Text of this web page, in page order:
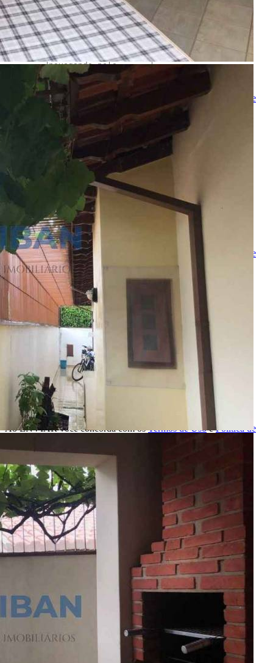
Nome
E-mail
Telefone
Mensagem
Ao ENVIAR você concorda com os
Termos de Uso
Política de
whatsapp
Ligamos para você
Nome
Telefone
Melhor horário para ligar
Ao ENVIAR você concorda com os Termos de Uso
Política de
Privacidade
Solicitar Ligação
Indique este imóvel
Seu Nome
Nome do amigo
E-mail do amigo
Mensagem
Ao ENVIAR você concorda com osTermos de UsoePolítica de
Enviar Indicação
Características
Referência: CA11159
3 Quartos
4 Banheiros
2 Vagas
208.00 m²